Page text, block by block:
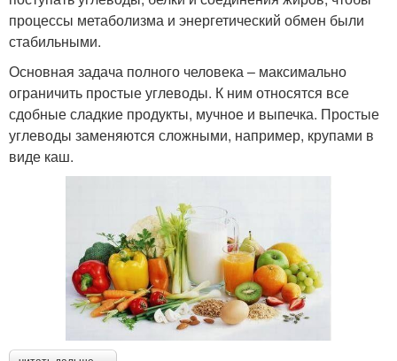
процессы метаболизма и энергетический обмен были
стабильными.
Основная задача полного человека – максимально
ограничить простые углеводы. К ним относятся все
сдобные сладкие продукты, мучное и выпечка. Простые
углеводы заменяются сложными, например, крупами в
виде каш.